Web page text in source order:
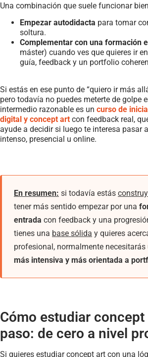
Una combinación que suele funcionar
Empezar autodidacta para tomar
soltura.
Complementar con una formación
máster) cuando ves que quieres ir
guía, feedback y un portfolio
Si estás en ese punto de “quiero ir más
pero todavía no puedes meterte de golpe
intermedio razonable es un curso de
digital y concept art con feedback real,
ayude a decidir si luego te interesa pasar
intenso, presencial u online.
En resumen: si todavía estás
tener más sentido empezar por una
entrada con feedback y una
tienes una base sólida y quieres
profesional, normalmente necesitarás
más intensiva y más orientada a
Cómo estudiar
paso: de cero a nivel
Si quieres estudiar concept art con una